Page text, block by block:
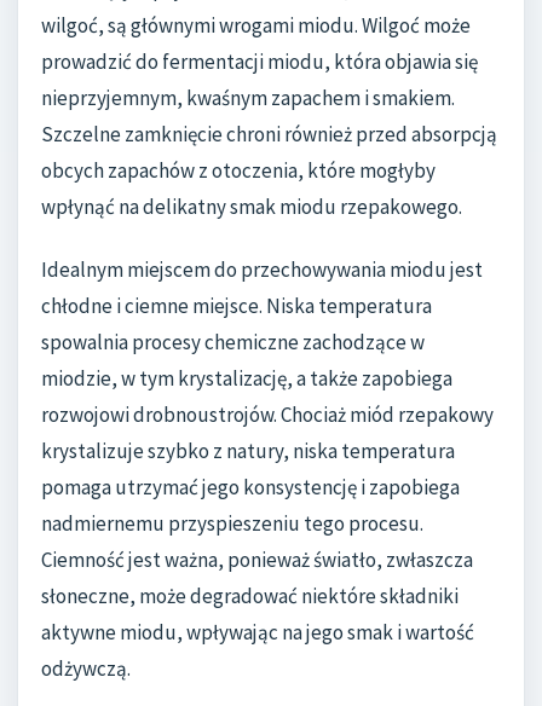
wilgoć, są głównymi wrogami miodu. Wilgoć może
prowadzić do fermentacji miodu, która objawia się
nieprzyjemnym, kwaśnym zapachem i smakiem.
Szczelne zamknięcie chroni również przed absorpcją
obcych zapachów z otoczenia, które mogłyby
wpłynąć na delikatny smak miodu rzepakowego.
Idealnym miejscem do przechowywania miodu jest
chłodne i ciemne miejsce. Niska temperatura
spowalnia procesy chemiczne zachodzące w
miodzie, w tym krystalizację, a także zapobiega
rozwojowi drobnoustrojów. Chociaż miód rzepakowy
krystalizuje szybko z natury, niska temperatura
pomaga utrzymać jego konsystencję i zapobiega
nadmiernemu przyspieszeniu tego procesu.
Ciemność jest ważna, ponieważ światło, zwłaszcza
słoneczne, może degradować niektóre składniki
aktywne miodu, wpływając na jego smak i wartość
odżywczą.